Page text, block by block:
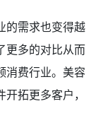
的需求也变得越
更多的对比从而
消费行业。美容
拓更多客户，